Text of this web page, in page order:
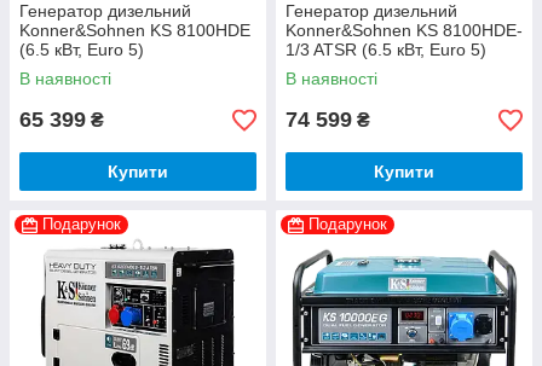
Генератор дизельний
Konner&Sohnen KS 8100HDE
(6.5 кВт, Euro 5)
В наявності
65 399 ₴
Купити
Генератор дизельний
Konner&Sohnen KS 8100HDE-
1/3 ATSR (6.5 кВт, Euro 5)
В наявності
74 599 ₴
Купити
Подарунок Подарунок